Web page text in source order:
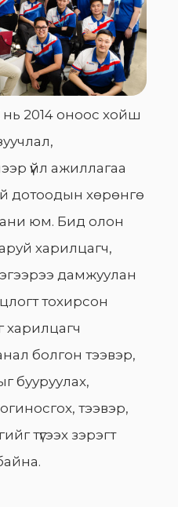
2014 оноос хойш
үйл ажиллагаа
дотоодын хөрөнгө
юм. Бид олон
харилцагч,
дамжуулан
тохирсон
болгон тээвэр,
бууруулах,
тээвэр,
түгээх зэрэгт